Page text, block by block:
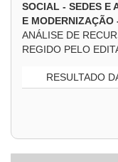
SOCIAL - SEDES E
E MODERNIZAÇÃO
ANÁLISE DE
REGIDO PELO
RESULTADO